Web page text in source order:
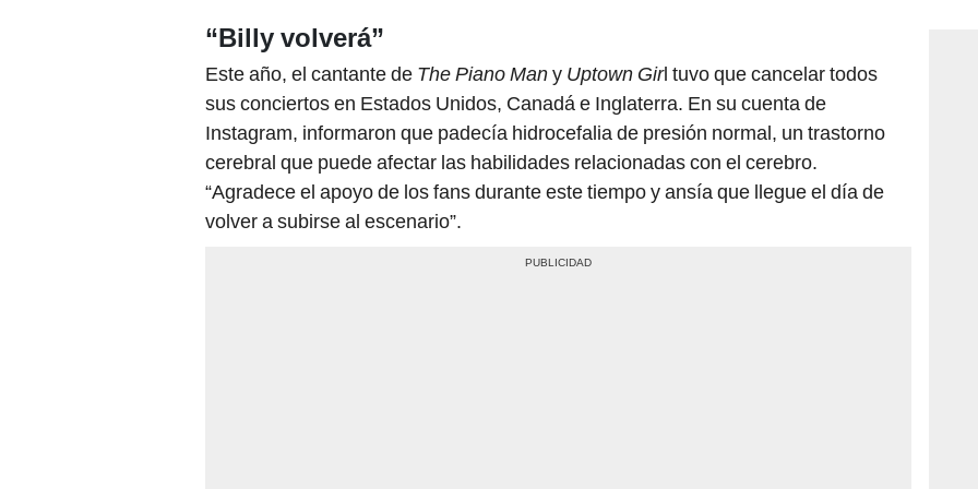
“Billy volverá”
Este año, el cantante de The Piano Many Uptown Girl tuvo que cancelar todos
sus conciertos en Estados Unidos, Canadá e Inglaterra. En su cuenta de
Instagram, informaron que padecía hidrocefalia de presión normal, un trastorno
cerebral que puede afectar las habilidades relacionadas con el cerebro.
“Agradece el apoyo de los fans durante este tiempo y ansía que llegue el día de
volver a subirse al escenario”.